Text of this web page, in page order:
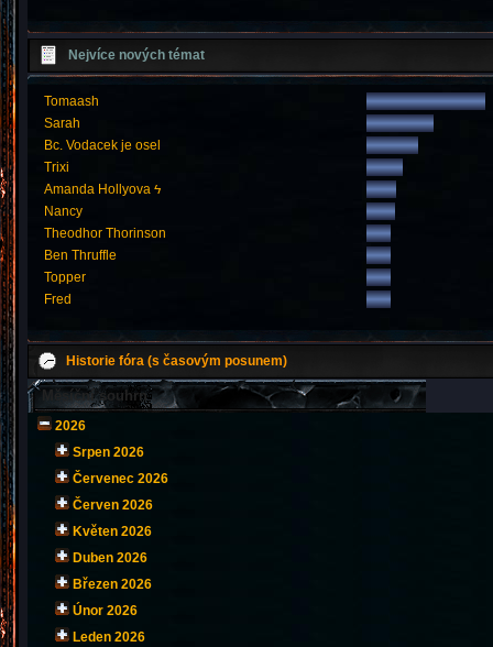
Nejvíce nových témat
Tomaash
Sarah
Bc. Vodacek je osel
Trixi
Amanda Hollyova ϟ
Nancy
Theodhor Thorinson
Ben Thruffle
Topper
Fred
Historie fóra (s časovým posunem)
Měsíční souhrn
2026
Srpen 2026
Červenec 2026
Červen 2026
Květen 2026
Duben 2026
Březen 2026
Únor 2026
Leden 2026